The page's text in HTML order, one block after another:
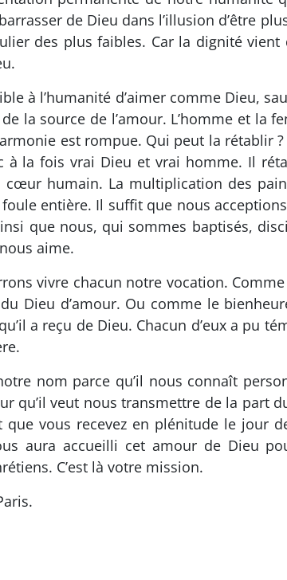
de Dieu dans l’illusion d’être
des plus faibles. Car la dignité
à l’humanité d’aimer comme Dieu,
la source de l’amour. L’homme et
est rompue. Qui peut la rétablir
à la fois vrai Dieu et vrai homme. Il
cœur humain. La multiplication des
entière. Il suffit que nous
que nous, qui sommes baptisés,
aime.
vivre chacun notre vocation.
Dieu d’amour. Ou comme le
a reçu de Dieu. Chacun d’eux a pu
nom parce qu’il nous connaît
qu’il veut nous transmettre de la part
que vous recevez en plénitude le jour
aura accueilli cet amour de Dieu
C’est là votre mission.